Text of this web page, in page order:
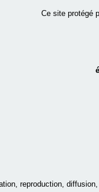
Ce site protégé
reproduction,